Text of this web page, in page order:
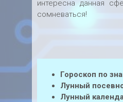
интересна данная
сомневаться!
Гороскоп по
Лунный
Лунный